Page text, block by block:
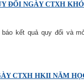
ĐỔI NGÀY CTXH
báo kết quả quy đổi và
CTXH HKII NĂM